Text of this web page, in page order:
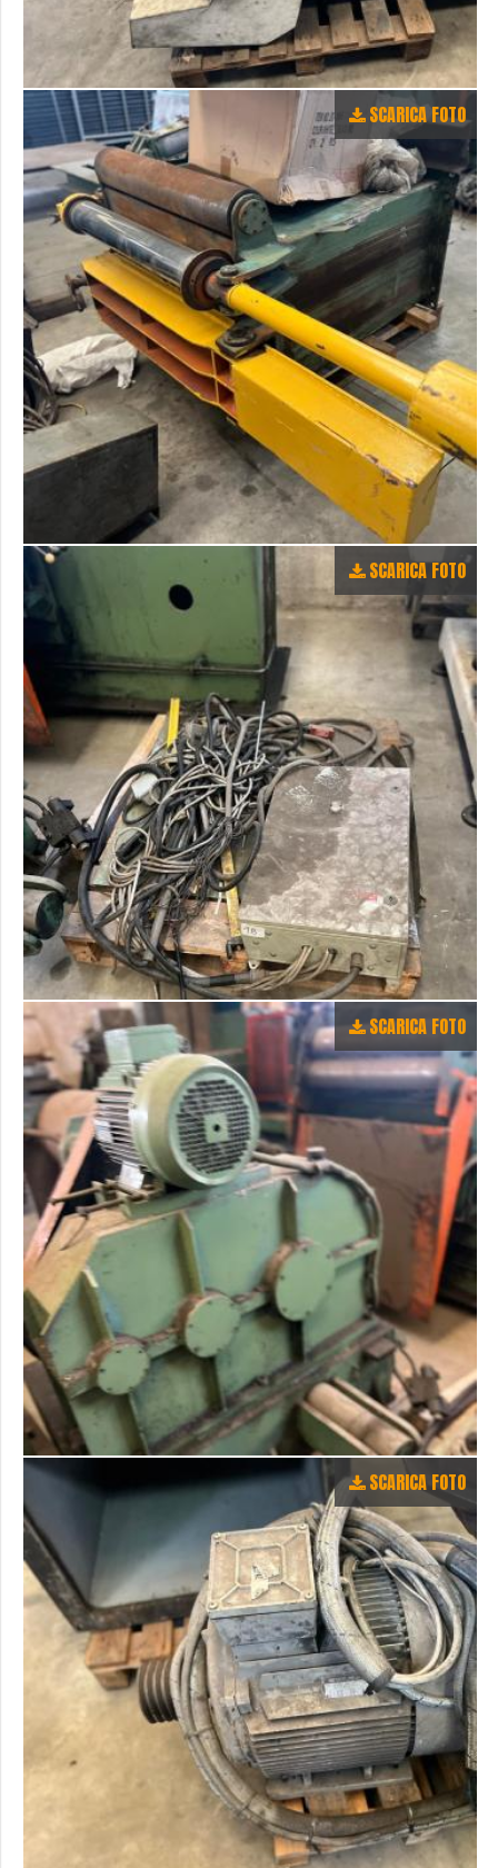
SCARICA FOTO
SCARICA FOTO
SCARICA FOTO
SCARICA FOTO